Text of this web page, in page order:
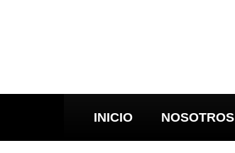
INICIO NOSOTROS